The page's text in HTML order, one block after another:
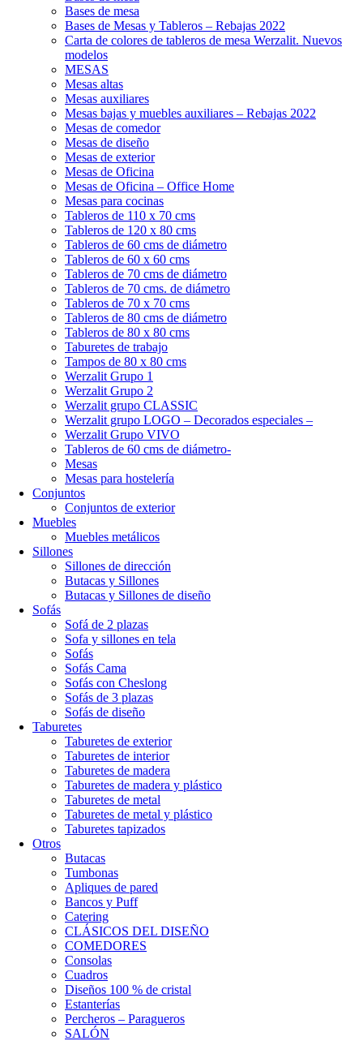
Bases de mesa
Bases de Mesas y Tableros – Rebajas 2022
Carta de colores de tableros de mesa Werzalit. Nuevos
modelos
MESAS
Mesas altas
Mesas auxiliares
Mesas bajas y muebles auxiliares – Rebajas 2022
Mesas de comedor
Mesas de diseño
Mesas de exterior
Mesas de Oficina
Mesas de Oficina – Office Home
Mesas para cocinas
Tableros de 110 x 70 cms
Tableros de 120 x 80 cms
Tableros de 60 cms de diámetro
Tableros de 60 x 60 cms
Tableros de 70 cms de diámetro
Tableros de 70 cms. de diámetro
Tableros de 70 x 70 cms
Tableros de 80 cms de diámetro
Tableros de 80 x 80 cms
Taburetes de trabajo
Tampos de 80 x 80 cms
Werzalit Grupo 1
Werzalit Grupo 2
Werzalit grupo CLASSIC
Werzalit grupo LOGO – Decorados especiales –
Werzalit Grupo VIVO
Tableros de 60 cms de diámetro-
Mesas
Mesas para hostelería
Conjuntos
Conjuntos de exterior
Muebles
Muebles metálicos
Sillones
Sillones de dirección
Butacas y Sillones
Butacas y Sillones de diseño
Sofás
Sofá de 2 plazas
Sofa y sillones en tela
Sofás
Sofás Cama
Sofás con Cheslong
Sofás de 3 plazas
Sofás de diseño
Taburetes
Taburetes de exterior
Taburetes de interior
Taburetes de madera
Taburetes de madera y plástico
Taburetes de metal
Taburetes de metal y plástico
Taburetes tapizados
Otros
Butacas
Tumbonas
Apliques de pared
Bancos y Puff
Catering
CLÁSICOS DEL DISEÑO
COMEDORES
Consolas
Cuadros
Diseños 100 % de cristal
Estanterías
Percheros – Paragueros
SALÓN